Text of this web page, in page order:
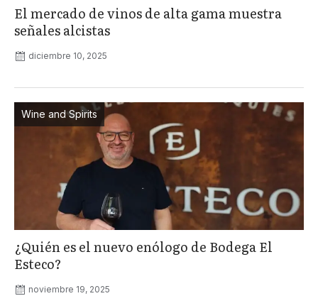
El mercado de vinos de alta gama muestra
señales alcistas
diciembre 10, 2025
Wine and Spirits
¿Quién es el nuevo enólogo de Bodega El
Esteco?
noviembre 19, 2025